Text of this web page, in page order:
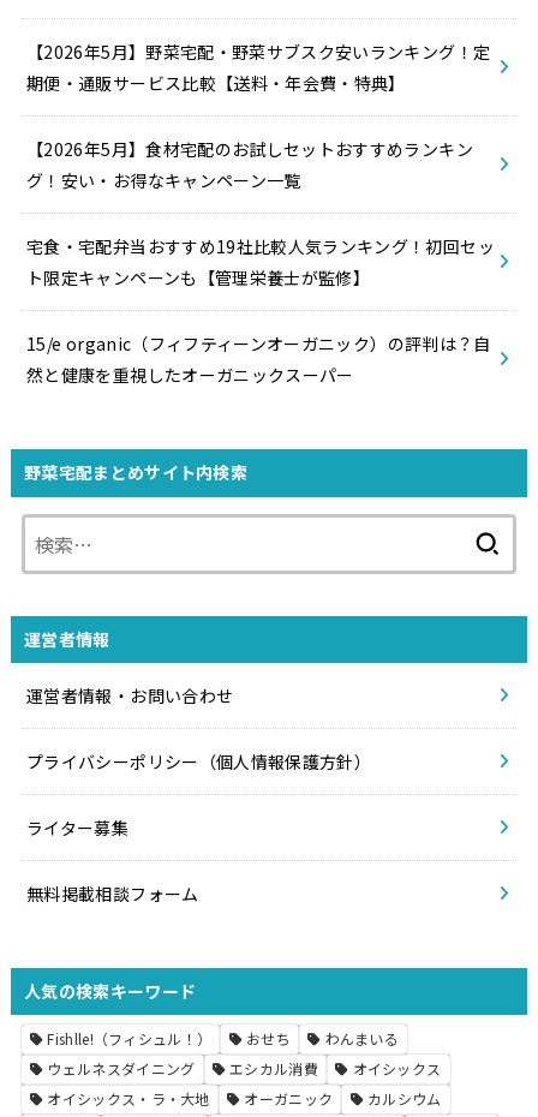
【2026年5月】野菜宅配・野菜サブスク安いランキング！定
期便・通販サービス比較【送料・年会費・特典】
【2026年5月】食材宅配のお試しセットおすすめランキン
グ！安い・お得なキャンペーン一覧
宅食・宅配弁当おすすめ19社比較人気ランキング！初回セッ
ト限定キャンペーンも【管理栄養士が監修】
15/e organic（フィフティーンオーガニック）の評判は？自
然と健康を重視したオーガニックスーパー
野菜宅配まとめサイト内検索
運営者情報
運営者情報・お問い合わせ
プライバシーポリシー（個人情報保護方針）
ライター募集
無料掲載相談フォーム
人気の検索キーワード
Fishlle!（フィシュル！） おせち
わんまいる
ウェルネスダイニング
エシカル消費
オイシックス
オイシックス・ラ・大地
オーガニック
カルシウム